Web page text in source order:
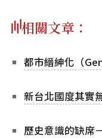
相關文章：
都市縉紳化（
新台北國度其實
歷史意識的缺席